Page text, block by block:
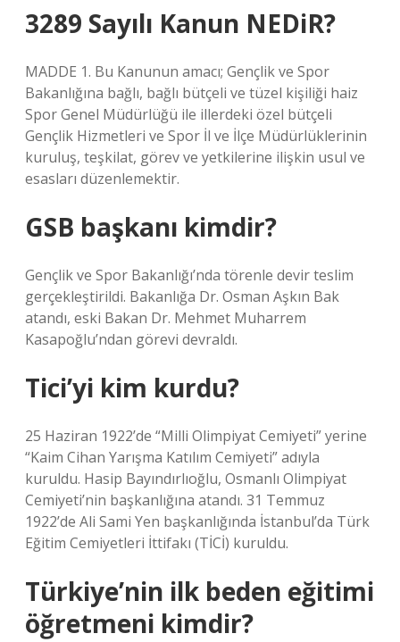
3289 Sayılı Kanun NEDiR?
MADDE 1. Bu Kanunun amacı; Gençlik ve Spor
Bakanlığına bağlı, bağlı bütçeli ve tüzel kişiliği haiz
Spor Genel Müdürlüğü ile illerdeki özel bütçeli
Gençlik Hizmetleri ve Spor İl ve İlçe Müdürlüklerinin
kuruluş, teşkilat, görev ve yetkilerine ilişkin usul ve
esasları düzenlemektir.
GSB başkanı kimdir?
Gençlik ve Spor Bakanlığı’nda törenle devir teslim
gerçekleştirildi. Bakanlığa Dr. Osman Aşkın Bak
atandı, eski Bakan Dr. Mehmet Muharrem
Kasapoğlu’ndan görevi devraldı.
Tici’yi kim kurdu?
25 Haziran 1922’de “Milli Olimpiyat Cemiyeti” yerine
“Kaim Cihan Yarışma Katılım Cemiyeti” adıyla
kuruldu. Hasip Bayındırlıoğlu, Osmanlı Olimpiyat
Cemiyeti’nin başkanlığına atandı. 31 Temmuz
1922’de Ali Sami Yen başkanlığında İstanbul’da Türk
Eğitim Cemiyetleri İttifakı (TİCİ) kuruldu.
Türkiye’nin ilk beden eğitimi
öğretmeni kimdir?